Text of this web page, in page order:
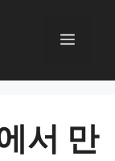
메
서 만